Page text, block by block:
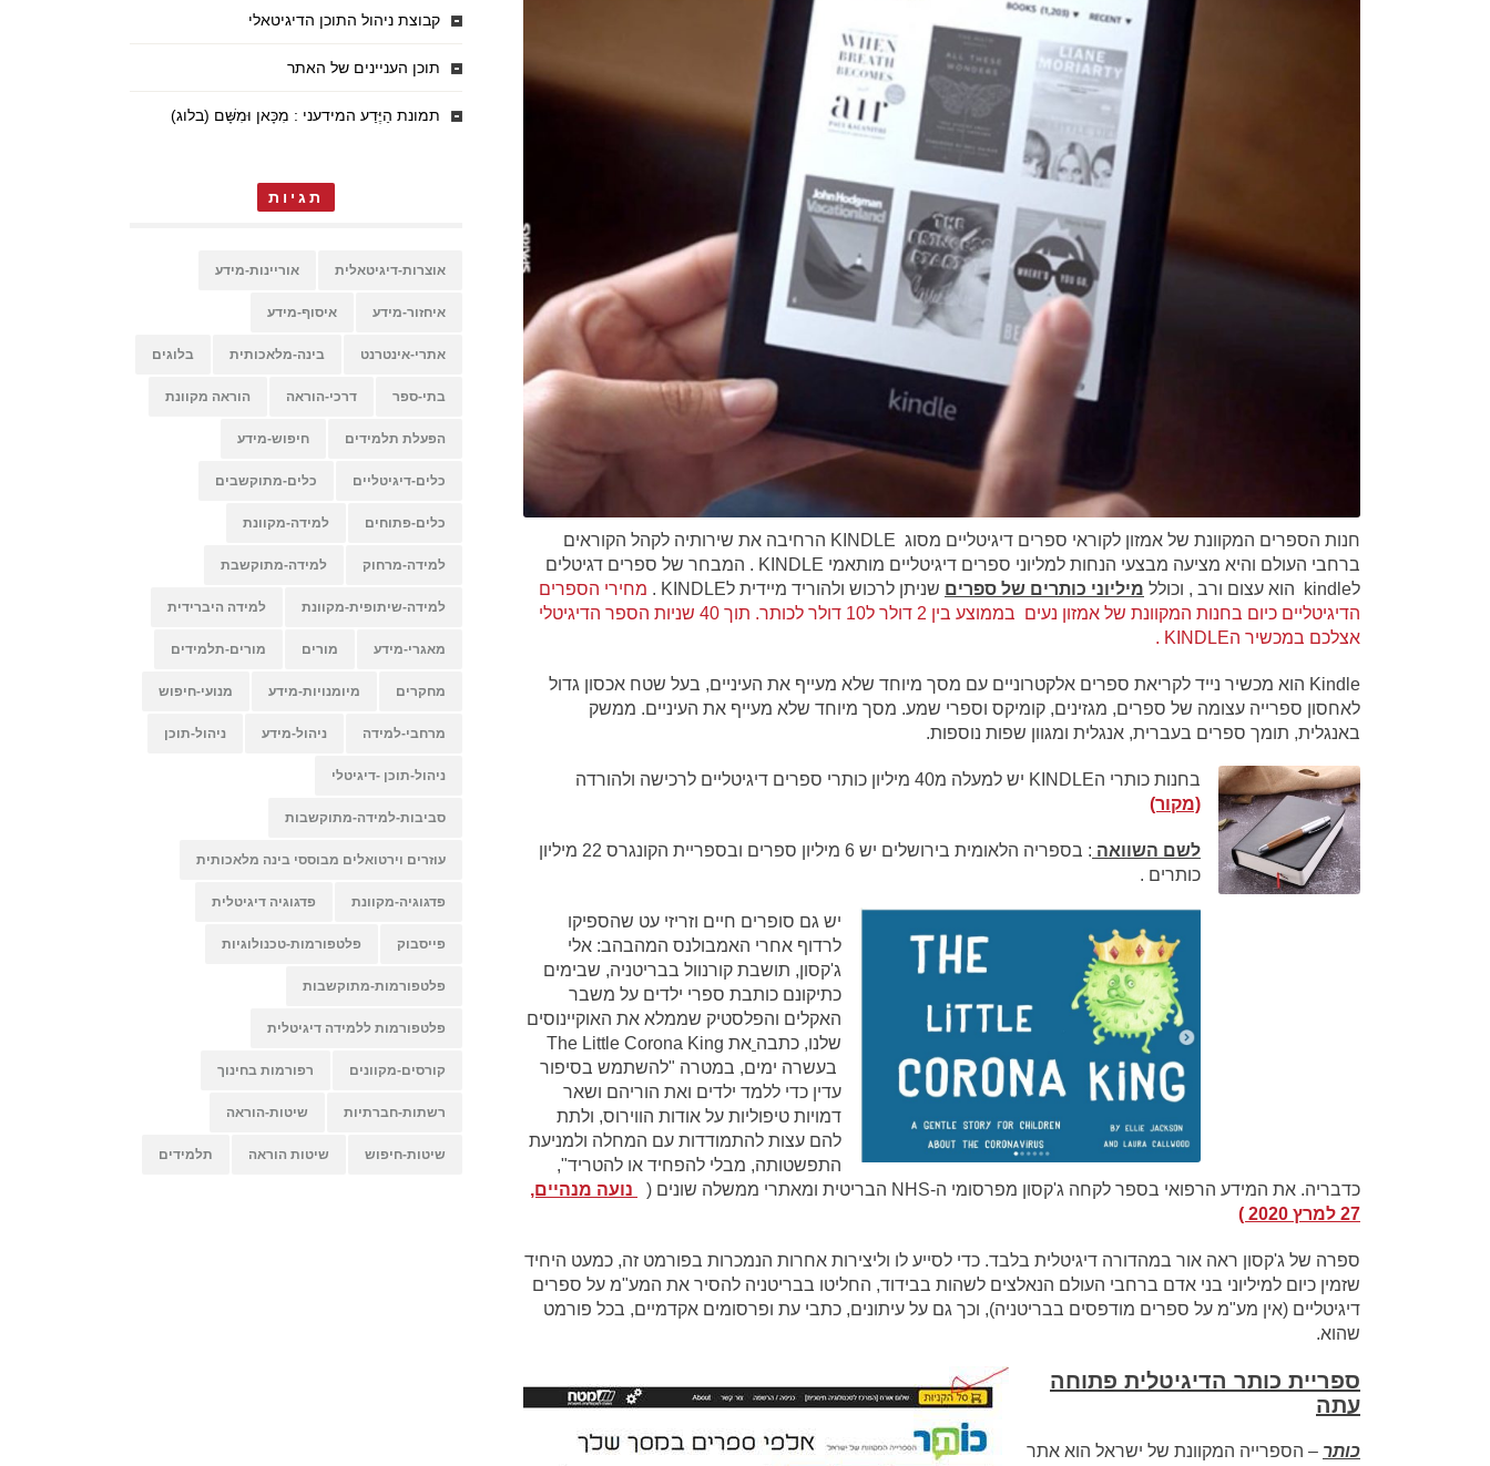
חנות הספרים המקוונת של אמזון לקוראי ספרים דיגיטליים מסוג KINDLE הרחיבה את שירותיה לקהל הקוראים
ברחבי העולם והיא מציעה מבצעי הנחות למליוני ספרים דיגיטליים מותאמי KINDLE . המבחר של ספרים דגיטלים
לkindle הוא עצום ורב , וכולל
מיליוני כותרים של ספרים שניתן לרכוש ולהוריד מיידית לKINDLE .
מחירי הספרים
הדיגיטליים כיום בחנות המקוונת של אמזון נעים בממוצע בין 2 דולר ל10 דולר לכותר. תוך 40 שניות הספר הדיגיטלי
אצלכם במכשיר הKINDLE .
Kindle הוא מכשיר נייד לקריאת ספרים אלקטרוניים עם מסך מיוחד שלא מעייף את העיניים, בעל שטח אכסון גדול
לאחסון ספרייה עצומה של ספרים, מגזינים, קומיקס וספרי שמע. מסך מיוחד שלא מעייף את העיניים. ממשק
באנגלית, תומך ספרים בעברית, אנגלית ומגוון שפות נוספות.
בחנות כותרי הKINDLE יש למעלה מ40 מיליון כותרי ספרים דיגיטליים לרכישה ולהורדה
(מקור)
לשם השוואה
: בספריה הלאומית בירושלים יש 6 מיליון ספרים ובספריית הקונגרס 22 מיליון
כותרים .
יש גם סופרים חיים וזריזי עט שהספיקו
לרדוף אחרי האמבולנס המהבהב: אלי
ג'קסון, תושבת קורנוול בבריטניה, שבימים
כתיקונם כותבת ספרי ילדים על משבר
האקלים והפלסטיק שממלא את האוקיינוסים
שלנו, כתבה
את The Little Corona King
בעשרה ימים, במטרה "להשתמש בסיפור
עדין כדי ללמד ילדים ואת הוריהם ושאר
דמויות טיפוליות על אודות הווירוס, ולתת
להם עצות להתמודדות עם המחלה ולמניעת
התפשטותה, מבלי להפחיד או להטריד",
כדבריה. את המידע הרפואי בספר לקחה ג'קסון מפרסומי ה-NHS הבריטית ומאתרי ממשלה שונים (
נועה מנהיים,
27 למרץ 2020 )
ספרה של ג'קסון ראה אור במהדורה דיגיטלית בלבד. כדי לסייע לו וליצירות אחרות הנמכרות בפורמט זה, כמעט היחיד
שזמין כיום למיליוני בני אדם ברחבי העולם הנאלצים לשהות בבידוד, החליטו בבריטניה להסיר את המע"מ על ספרים
דיגיטליים (אין מע"מ על ספרים מודפסים בבריטניה), וכך גם על עיתונים, כתבי עת ופרסומים אקדמיים, בכל פורמט
שהוא.
ספריית כותר הדיגיטלית פתוחה
עתה
כותר – הספרייה המקוונת של ישראל הוא אתר
קבוצת ניהול התוכן הדיגיטאלי
תוכן העניינים של האתר
תמונת הַיֶּדַע המידעני : מִכָּאן וּמִשָּׁם (בלוג)
תגיות
אוצרות-דיגיטאלית אוריינות-מידע
איחזור-מידע איסוף-מידע
אתרי-אינטרנט בינה-מלאכותית בלוגים
בתי-ספר דרכי-הוראה הוראה מקוונת
הפעלת תלמידים חיפוש-מידע
כלים-דיגיטליים כלים-מתוקשבים
כלים-פתוחים למידה-מקוונת
למידה-מרחוק למידה-מתוקשבת
למידה-שיתופית-מקוונת למידה היברידית
מאגרי-מידע מורים מורים-תלמידים
מחקרים מיומנויות-מידע מנועי-חיפוש
מרחבי-למידה ניהול-מידע ניהול-תוכן
ניהול-תוכן -דיגיטלי
סביבות-למידה-מתוקשבות
עוזרים וירטואלים מבוססי בינה מלאכותית
פדגוגיה-מקוונת פדגוגיה דיגיטלית
פייסבוק פלטפורמות-טכנולוגיות
פלטפורמות-מתוקשבות
פלטפורמות ללמידה דיגיטלית
קורסים-מקוונים רפורמות בחינוך
רשתות-חברתיות שיטות-הוראה
שיטות-חיפוש שיטות הוראה תלמידים